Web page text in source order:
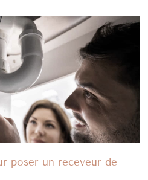
poser un receveur de